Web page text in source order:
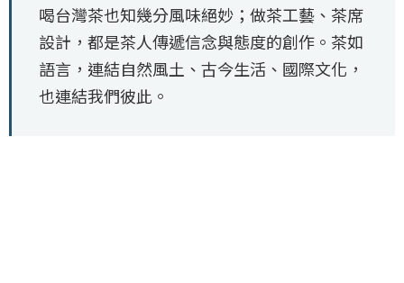
喝台灣茶也知幾分風味絕妙；做茶工藝、茶席
設計，都是茶人傳遞信念與態度的創作。茶如
語言，連結自然風土、古今生活、國際文化，
也連結我們彼此。